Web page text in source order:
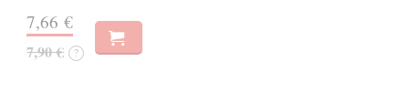
7,66 €
7,90 € ?